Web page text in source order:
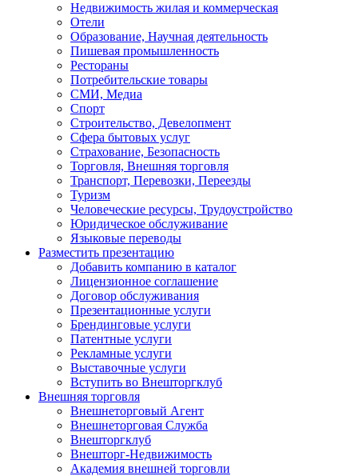
Недвижимость жилая и коммерческая
Отели
Образование, Научная деятельность
Пишевая промышленность
Рестораны
Потребительские товары
СМИ, Медиа
Спорт
Строительство, Девелопмент
Сфера бытовых услуг
Страхование, Безопасность
Торговля, Внешняя торговля
Транспорт, Перевозки, Переезды
Туризм
Человеческие ресурсы, Трудоустройство
Юридическое обслуживание
Языковые переводы
Разместить презентацию
Добавить компанию в каталог
Лицензионное соглашение
Договор обслуживания
Презентационные услуги
Брендинговые услуги
Патентные услуги
Рекламные услуги
Выставочные услуги
Вступить во Внешторгклуб
Внешняя торговля
Внешнеторговый Агент
Внешнеторговая Служба
Внешторгклуб
Внешторг-Недвижимость
Академия внешней торговли